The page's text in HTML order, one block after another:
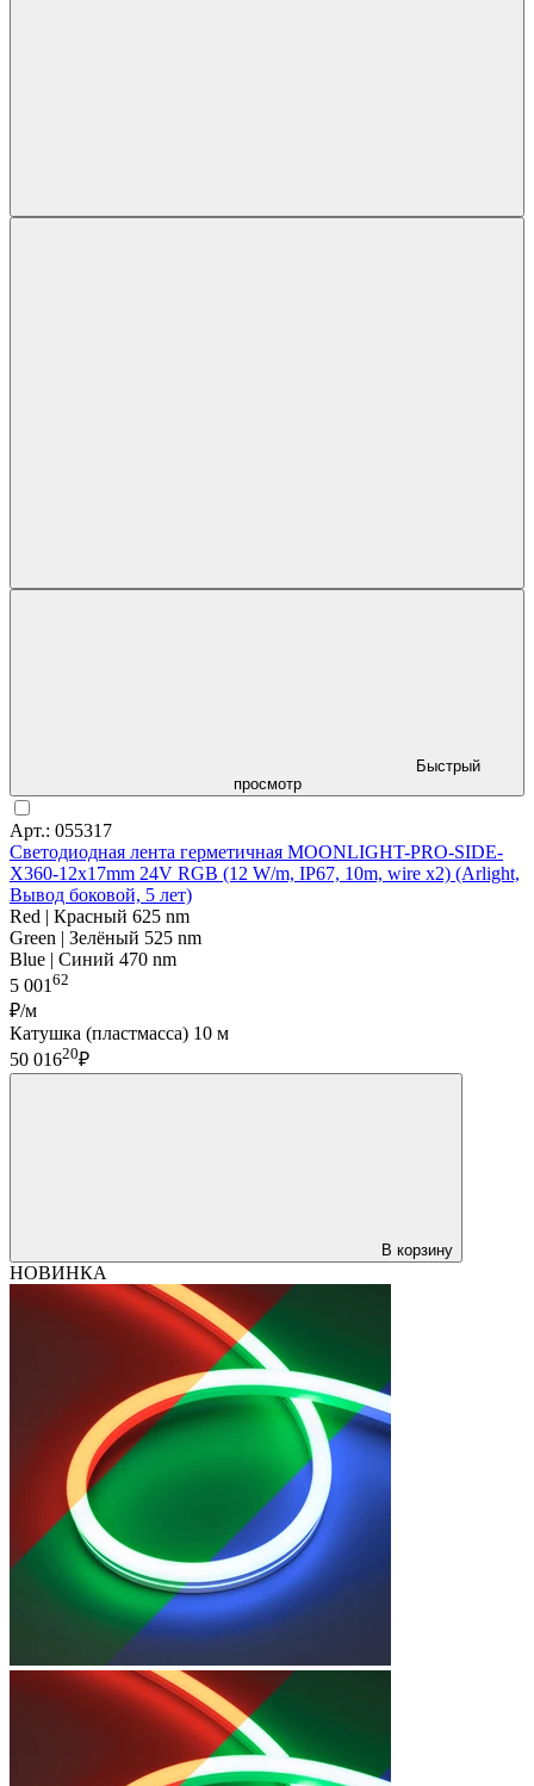
Быстрый
просмотр
Арт.: 055317
Светодиодная лента герметичная MOONLIGHT-PRO-SIDE-
X360-12x17mm 24V RGB (12 W/m, IP67, 10m, wire x2) (Arlight,
Вывод боковой, 5 лет)
Red | Красный 625 nm
Green | Зелёный 525 nm
Blue | Синий 470 nm
5 001 62
₽/м
Катушка (пластмасса) 10 м
50 01620₽
В корзину
НОВИНКА